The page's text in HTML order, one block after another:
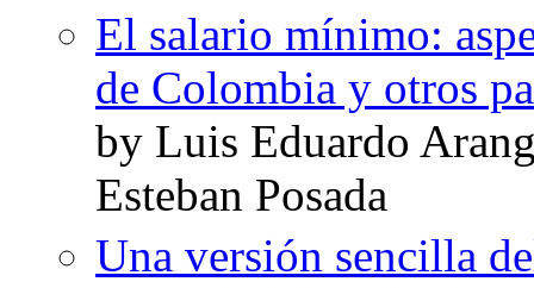
El salario mínimo:
de Colombia y otros
by Luis Eduardo
Esteban Posada
Una versión sencilla